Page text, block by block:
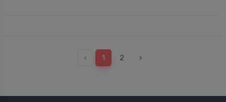
‹ 1 2 ›